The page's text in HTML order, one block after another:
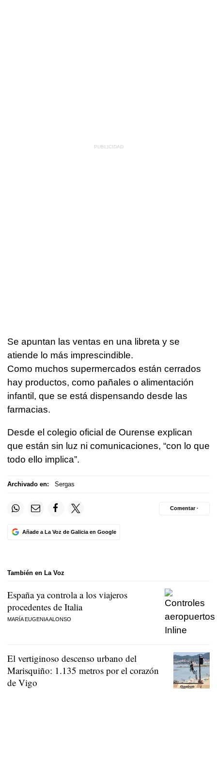
Se apuntan las ventas en una libreta y se
atiende lo más imprescindible.
Como muchos supermercados están cerrados
hay productos, como pañales o alimentación
infantil, que se está dispensando desde las
farmacias.
Desde el colegio oficial de Ourense explican
que están sin luz ni comunicaciones, “con lo que
todo ello implica”.
Archivado en: Sergas
Añade a La Voz de Galicia en Google
Comentar ·
También en La Voz
España ya controla a los viajeros
procedentes de Italia
MARÍA EUGENIA ALONSO
El vertiginoso descenso urbano del
Marisquiño: 1.135 metros por el corazón
de Vigo